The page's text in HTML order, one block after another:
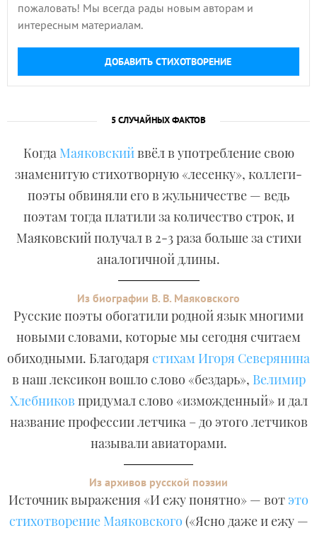
пожаловать! Мы всегда рады новым авторам и
интересным материалам.
ДОБАВИТЬ СТИХОТВОРЕНИЕ
5 СЛУЧАЙНЫХ ФАКТОВ
Когда Маяковскийввёл в употребление свою
знаменитую стихотворную «лесенку», коллеги-
поэты обвиняли его в жульничестве — ведь
поэтам тогда платили за количество строк, и
Маяковский получал в 2-3 раза больше за стихи
аналогичной длины.
Из биографии В. В. Маяковского
Русские поэты обогатили родной язык многими
новыми словами, которые мы сегодня считаем
обиходными. Благодаря стихам Игоря Северянина
в наш лексикон вошло слово «бездарь», Велимир
Хлебников придумал слово «изможденный» и дал
название профессии летчика – до этого летчиков
называли авиаторами.
Из архивов русской поэзии
Источник выражения «И ежу понятно» — вот это
стихотворение Маяковского («Ясно даже и ежу —